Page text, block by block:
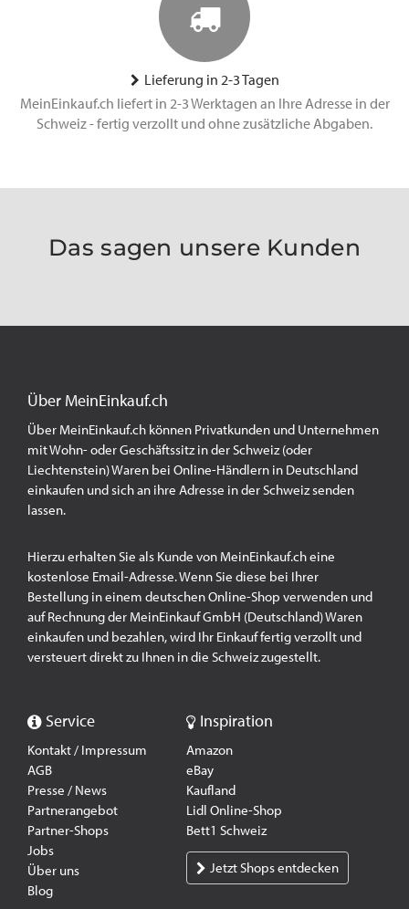
Lieferung in 2-3 Tagen
MeinEinkauf.ch liefert in 2-3 Werktagen an Ihre Adresse in der
Schweiz - fertig verzollt und ohne zusätzliche Abgaben.
Das sagen unsere Kunden
Über MeinEinkauf.ch
Über MeinEinkauf.ch können Privatkunden und Unternehmen
mit Wohn- oder Geschäftssitz in der Schweiz (oder
Liechtenstein) Waren bei Online-Händlern in Deutschland
einkaufen und sich an ihre Adresse in der Schweiz senden
lassen.
Hierzu erhalten Sie als Kunde von MeinEinkauf.ch eine
kostenlose Email-Adresse. Wenn Sie diese bei Ihrer
Bestellung in einem deutschen Online-Shop verwenden und
auf Rechnung der MeinEinkauf GmbH (Deutschland) Waren
einkaufen und bezahlen, wird Ihr Einkauf fertig verzollt und
versteuert direkt zu Ihnen in die Schweiz zugestellt.
Service
Kontakt / Impressum
AGB
Presse / News
Partnerangebot
Partner-Shops
Jobs
Über uns
Blog
Inspiration
Amazon
eBay
Kaufland
Lidl Online-Shop
Bett1 Schweiz
Jetzt Shops entdecken